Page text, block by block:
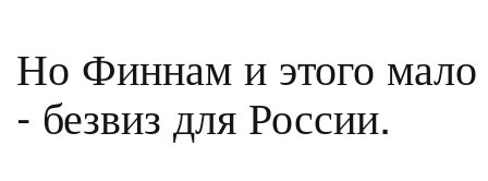
Но Финнам и этого
- безвиз для России.